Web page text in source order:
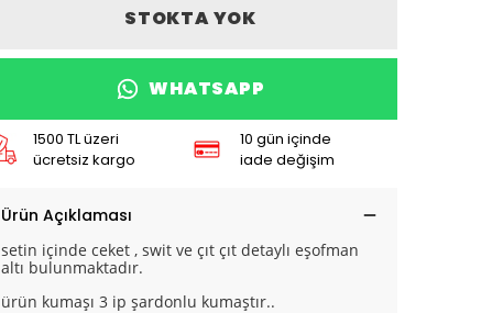
STOKTA YOK
WHATSAPP
1500 TL üzeri
ücretsiz kargo
10 gün içinde
iade değişim
Ürün Açıklaması
setin içinde ceket , swit ve çıt çıt detaylı eşofman
altı bulunmaktadır.
ürün kumaşı 3 ip şardonlu kumaştır..